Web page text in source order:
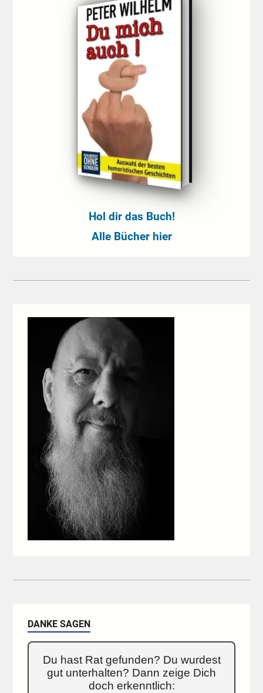
Hol dir das Buch!
Alle Bücher hier
DANKE SAGEN
Du hast Rat gefunden? Du wurdest
gut unterhalten? Dann zeige Dich
doch erkenntlich: